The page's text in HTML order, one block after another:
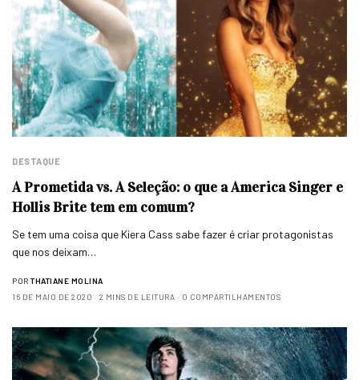
DESTAQUE
A Prometida vs. A Seleção: o que a America Singer e
Hollis Brite tem em comum?
Se tem uma coisa que Kiera Cass sabe fazer é criar protagonistas
que nos deixam…
POR THATIANE MOLINA
16 DE MAIO DE 2020
2 MINS DE LEITURA 0 COMPARTILHAMENTOS